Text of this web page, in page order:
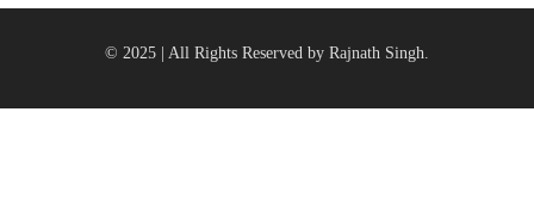
© 2025 | All Rights Reserved by Rajnath Singh.